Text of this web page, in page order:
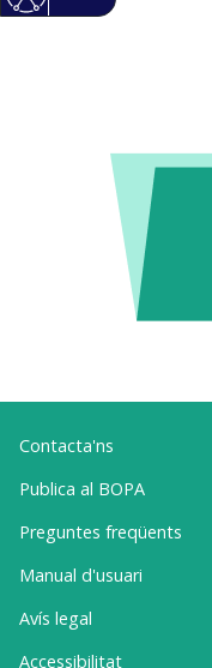
Contacta'ns
Publica al BOPA
Preguntes freqüents
Manual d'usuari
Avís legal
Accessibilitat